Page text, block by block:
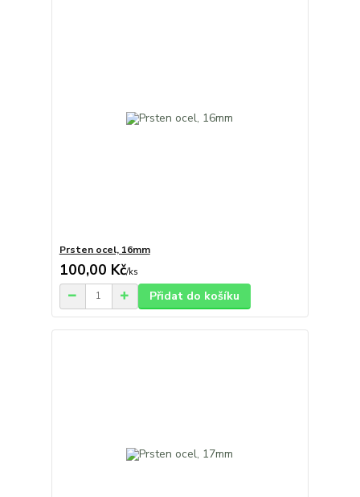
Prsten ocel, 16mm
100,00 Kč/ks
Přidat do košíku